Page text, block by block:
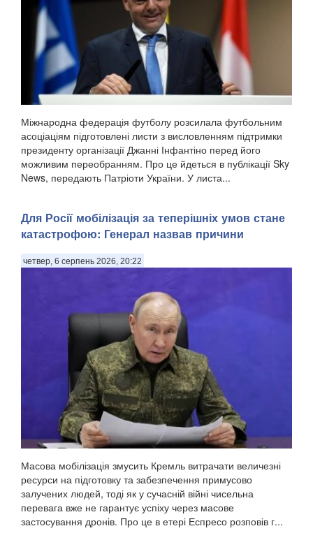
Міжнародна федерація футболу розсилала футбольним
асоціаціям підготовлені листи з висловленням підтримки
президенту організації Джанні Інфантіно перед його
можливим переобранням. Про це йдеться в публікації Sky
News, передають Патріоти України. У листа...
Для Росії мобілізація за теперішніх умов стане
катастрофою: Генерал назвав причини
четвер, 6 серпень 2026, 20:22
Масова мобілізація змусить Кремль витрачати величезні
ресурси на підготовку та забезпечення примусово
залучених людей, тоді як у сучасній війні чисельна
перевага вже не гарантує успіху через масове
застосування дронів. Про це в етері Еспресо розповів г...